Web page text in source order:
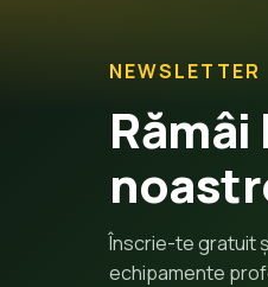
NEWSLETTER
Înscrie-te gratuit
echipamente